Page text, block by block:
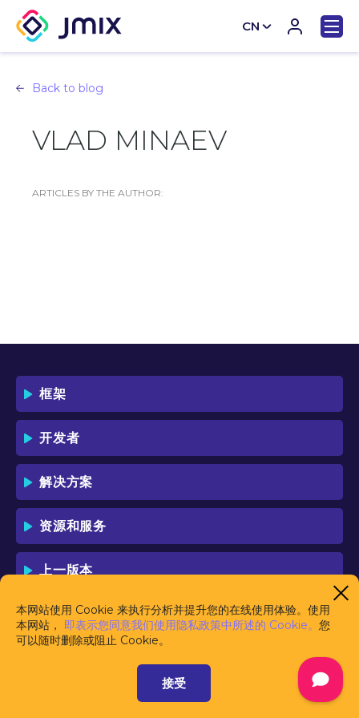
CN
Back to blog
VLAD MINAEV
ARTICLES BY THE AUTHOR:
框架
开发者
解决方案
资源和服务
上一版本
开发和赞助
本网站使用 Cookie 来执行分析并提升您的在线使用体验。使用
本网站， 即表示您同意我们使用隐私政策中所述的 Cookie。 您
可以随时删除或阻止 Cookie。
接受